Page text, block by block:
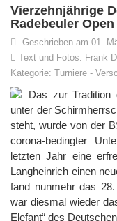
Vierzehnjährige
Radebeuler Open
Geschrieben am 01.
Text und Fotos: Frank
Kategorie: Turniere -
Das zur Tradition
unter der
steht, wurde von der
corona-bedingter
letzten Jahr eine
Langheinrich einen
fand nunmehr das
war diesmal wieder
Elefant“ des